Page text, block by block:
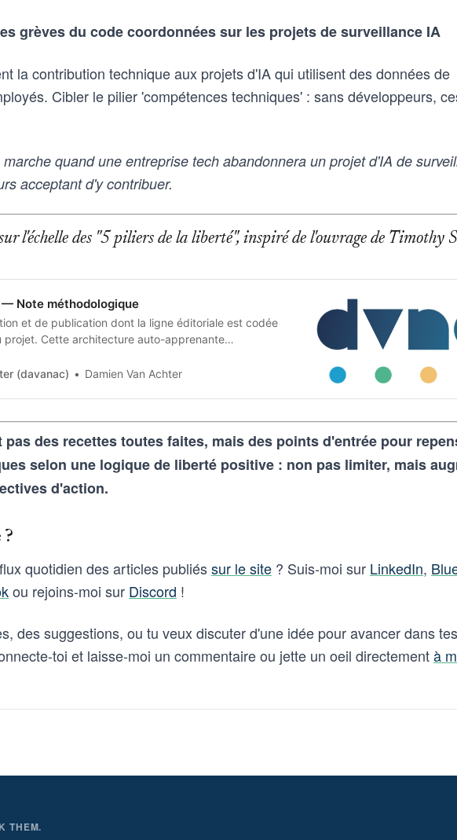
grèves du code coordonnées sur les projets de surveillance IA
la contribution technique aux projets d'IA qui utilisent des données de
Cibler le pilier 'compétences techniques' : sans développeurs,
quand une entreprise tech abandonnera un projet d'IA de
acceptant d'y contribuer.
l'échelle des "5 piliers de la liberté", inspiré de l'ouvrage de Timothy
— Note méthodologique
et de publication dont la ligne éditoriale est codée
projet. Cette architecture auto-apprenante
artificielle qu’aux humains qui les entrainent, et
(davanac) Damien Van Achter
pas des recettes toutes faites, mais des points d'entrée pour
selon une logique de liberté positive : non pas limiter, mais
d'action.
?
quotidien des articles publiéssur le site ? Suis-moi sur LinkedIn,
ou rejoins-moi sur Discord !
des suggestions, ou tu veux discuter d'une idée pour avancer dans tes
toi et laisse-moi un commentaire ou jette un oeil directementà
THEM.